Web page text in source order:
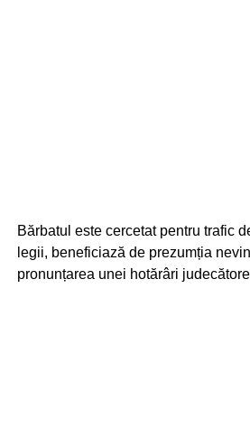
Bărbatul este cercetat pentru trafic
legii, beneficiază de prezumția
pronunțarea unei hotărâri